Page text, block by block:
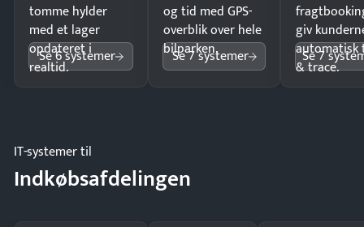
tomme hylder
med et lager
opdateret i
realtid.
Se 6 systemer
og tid med GPS-
overblik over hele
bilparken.
Se 7 systemer
giv
automatisk
& trace.
Se 7
IT-systemer til
Indkøbsafdelingen